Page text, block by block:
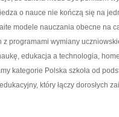
o nauce nie kończą się na
modele nauczania obecne na
z programami wymiany
edukacja a technologia,
kategorie Polska szkoła od
który łączy dorosłych